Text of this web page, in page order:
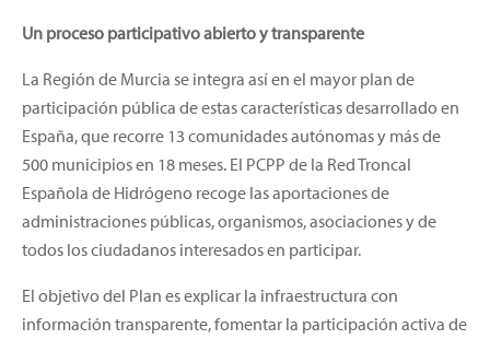
Un proceso participativo abierto y transparente
La Región de Murcia se integra así en el mayor plan de
participación pública de estas características desarrollado en
España, que recorre 13 comunidades autónomas y más de
500 municipios en 18 meses. El PCPP de la Red Troncal
Española de Hidrógeno recoge las aportaciones de
administraciones públicas, organismos, asociaciones y de
todos los ciudadanos interesados en participar.
El objetivo del Plan es explicar la infraestructura con
información transparente, fomentar la participación activa de